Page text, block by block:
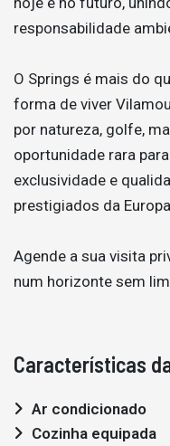
responsabilidade
O Springs é mais do
forma de viver
por natureza, golfe,
oportunidade rara
exclusividade e
prestigiados da
Agende a sua visita
num horizonte sem
Características
Ar condicionado
Cozinha equipada